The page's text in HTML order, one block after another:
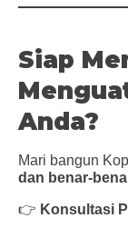
Siap
Anda?
Mari bangun
dan benar-
👉 Konsultasi